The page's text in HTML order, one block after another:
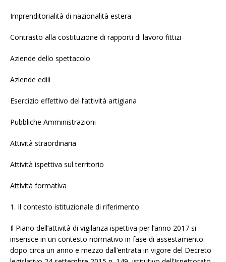
Imprenditorialità di nazionalità estera
Contrasto alla costituzione di rapporti di lavoro fittizi
Aziende dello spettacolo
Aziende edili
Esercizio effettivo del l’attività artigiana
Pubbliche Amministrazioni
Attività straordinaria
Attività ispettiva sul territorio
Attività formativa
1. Il contesto istituzionale di riferimento
Il Piano dell’attività di vigilanza ispettiva per l’anno 2017 si
inserisce in un contesto normativo in fase di assestamento:
dopo circa un anno e mezzo dall’entrata in vigore del Decreto